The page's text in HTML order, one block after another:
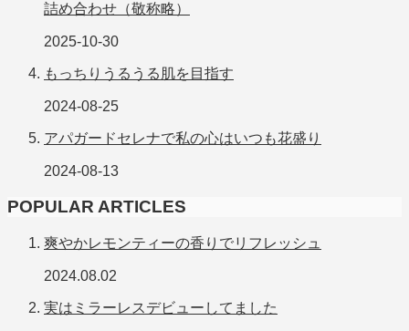
詰め合わせ（敬称略）
2025-10-30
もっちりうるうる肌を目指す
2024-08-25
アパガードセレナで私の心はいつも花盛り
2024-08-13
POPULAR ARTICLES
爽やかレモンティーの香りでリフレッシュ
2024.08.02
実はミラーレスデビューしてました